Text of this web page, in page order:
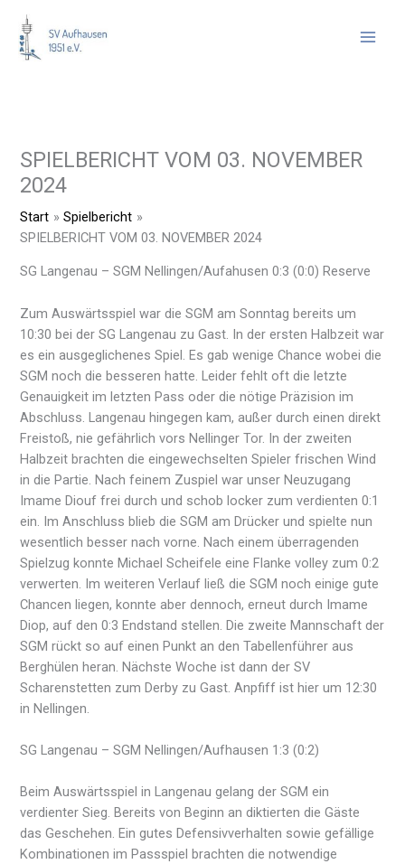
Inhalt
springen
SPIELBERICHT VOM 03. NOVEMBER
2024
Start
Spielbericht
SPIELBERICHT VOM 03. NOVEMBER 2024
SG Langenau – SGM Nellingen/Aufahusen 0:3 (0:0) Reserve
Zum Auswärtsspiel war die SGM am Sonntag bereits um
10:30 bei der SG Langenau zu Gast. In der ersten Halbzeit war
es ein ausgeglichenes Spiel. Es gab wenige Chance wobei die
SGM noch die besseren hatte. Leider fehlt oft die letzte
Genauigkeit im letzten Pass oder die nötige Präzision im
Abschluss. Langenau hingegen kam, außer durch einen direkt
Freistoß, nie gefährlich vors Nellinger Tor. In der zweiten
Halbzeit brachten die eingewechselten Spieler frischen Wind
in die Partie. Nach feinem Zuspiel war unser Neuzugang
Imame Diouf frei durch und schob locker zum verdienten 0:1
ein. Im Anschluss blieb die SGM am Drücker und spielte nun
wesentlich besser nach vorne. Nach einem überragenden
Spielzug konnte Michael Scheifele eine Flanke volley zum 0:2
verwerten. Im weiteren Verlauf ließ die SGM noch einige gute
Chancen liegen, konnte aber dennoch, erneut durch Imame
Diop, auf den 0:3 Endstand stellen. Die zweite Mannschaft der
SGM rückt so auf einen Punkt an den Tabellenführer aus
Berghülen heran. Nächste Woche ist dann der SV
Scharenstetten zum Derby zu Gast. Anpfiff ist hier um 12:30
in Nellingen.
SG Langenau – SGM Nellingen/Aufhausen 1:3 (0:2)
Beim Auswärtsspiel in Langenau gelang der SGM ein
verdienter Sieg. Bereits von Beginn an diktierten die Gäste
das Geschehen. Ein gutes Defensivverhalten sowie gefällige
Kombinationen im Passspiel brachten die notwendige